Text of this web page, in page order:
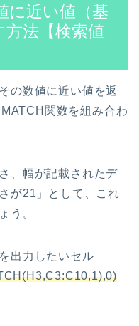
に近い値（基
法【検索値
の数値に近い値を返
関数を組み合わ
、幅が記載されたデ
が21」として、これ
う。
出力したいセル